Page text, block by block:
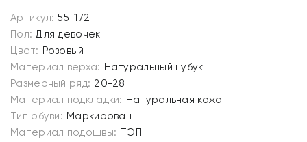
Артикул: 55-172
Пол: Для девочек
Цвет: Розовый
Материал верха: Натуральный нубук
Размерный ряд: 20-28
Материал подкладки: Натуральная кожа
Тип обуви: Маркирован
Материал подошвы: ТЭП